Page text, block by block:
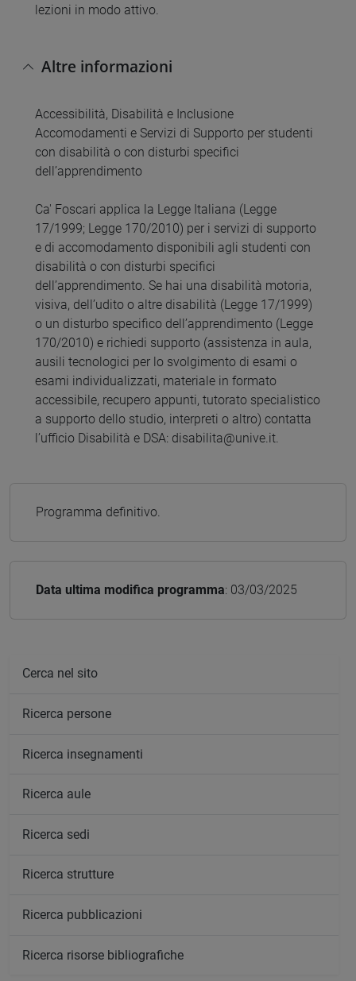
lezioni in modo attivo.
Altre informazioni
Accessibilità, Disabilità e Inclusione
Accomodamenti e Servizi di Supporto per studenti
con disabilità o con disturbi specifici
dell’apprendimento
Ca' Foscari applica la Legge Italiana (Legge
17/1999; Legge 170/2010) per i servizi di supporto
e di accomodamento disponibili agli studenti con
disabilità o con disturbi specifici
dell’apprendimento. Se hai una disabilità motoria,
visiva, dell’udito o altre disabilità (Legge 17/1999)
o un disturbo specifico dell’apprendimento (Legge
170/2010) e richiedi supporto (assistenza in aula,
ausili tecnologici per lo svolgimento di esami o
esami individualizzati, materiale in formato
accessibile, recupero appunti, tutorato specialistico
a supporto dello studio, interpreti o altro) contatta
l’ufficio Disabilità e DSA: disabilita@unive.it.
Programma definitivo.
Data ultima modifica programma: 03/03/2025
Cerca nel sito
Ricerca persone
Ricerca insegnamenti
Ricerca aule
Ricerca sedi
Ricerca strutture
Ricerca pubblicazioni
Ricerca risorse bibliografiche